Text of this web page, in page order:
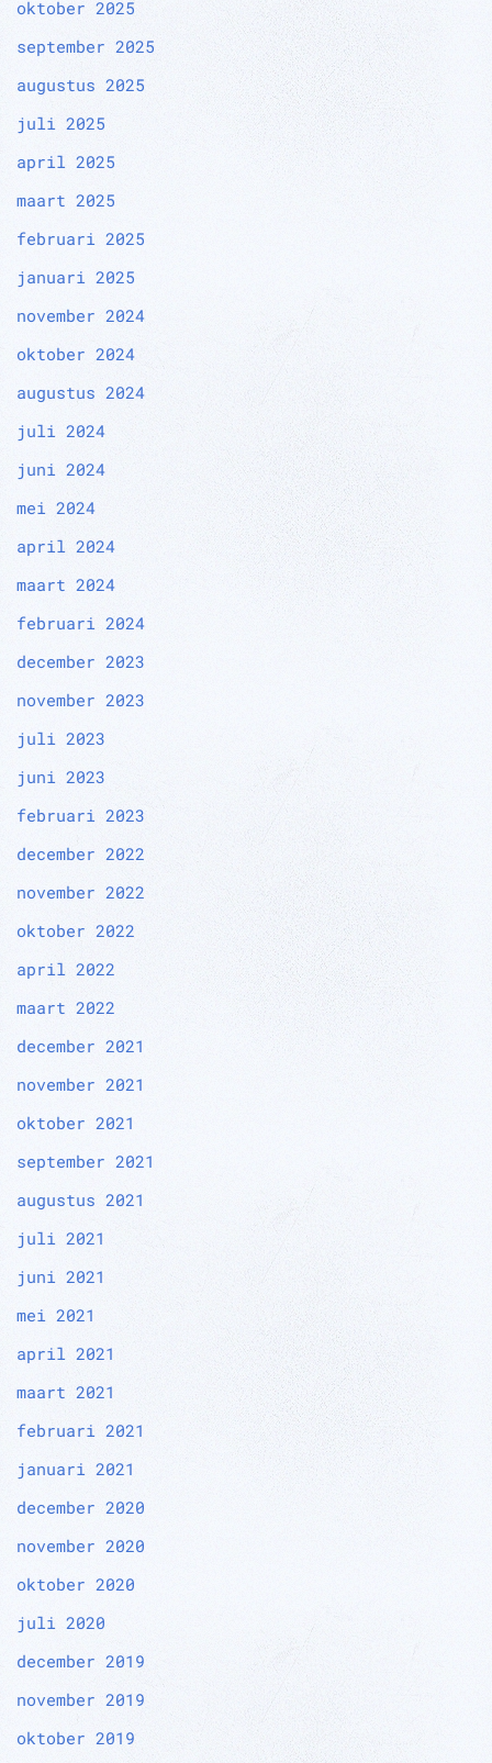
oktober 2025
september 2025
augustus 2025
juli 2025
april 2025
maart 2025
februari 2025
januari 2025
november 2024
oktober 2024
augustus 2024
juli 2024
juni 2024
mei 2024
april 2024
maart 2024
februari 2024
december 2023
november 2023
juli 2023
juni 2023
februari 2023
december 2022
november 2022
oktober 2022
april 2022
maart 2022
december 2021
november 2021
oktober 2021
september 2021
augustus 2021
juli 2021
juni 2021
mei 2021
april 2021
maart 2021
februari 2021
januari 2021
december 2020
november 2020
oktober 2020
juli 2020
december 2019
november 2019
oktober 2019